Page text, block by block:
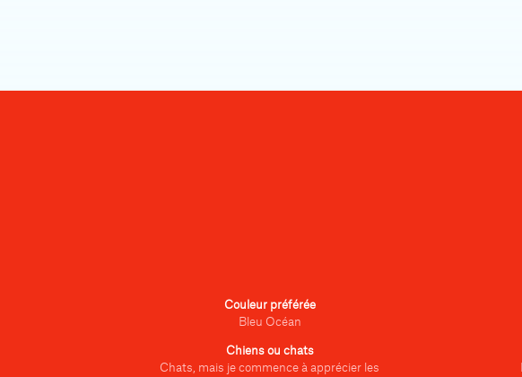
Couleur préférée
Bleu Océan
Chiens ou chats
Chats, mais je commence à apprécier les